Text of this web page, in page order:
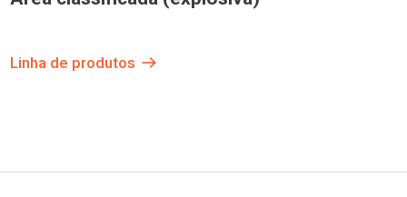
Linha de produtos